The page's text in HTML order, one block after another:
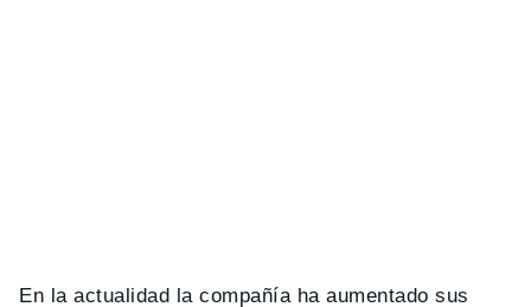
En la actualidad la compañía ha aumentado sus